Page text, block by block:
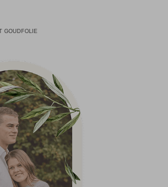
GOUDFOLIE